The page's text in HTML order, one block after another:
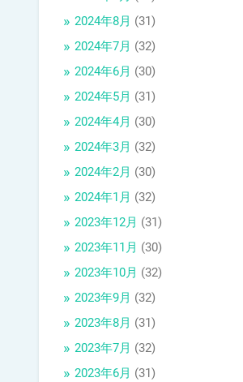
2024年8月 (31)
2024年7月 (32)
2024年6月 (30)
2024年5月 (31)
2024年4月 (30)
2024年3月 (32)
2024年2月 (30)
2024年1月 (32)
2023年12月 (31)
2023年11月 (30)
2023年10月 (32)
2023年9月 (32)
2023年8月 (31)
2023年7月 (32)
2023年6月 (31)